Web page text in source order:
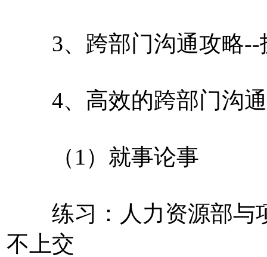
3、跨部门沟通攻略--
4、高效的跨部门沟
（1）就事论事
练习：人力资源部与
不上交